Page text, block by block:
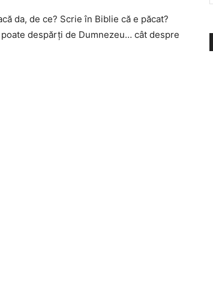
da, de ce? Scrie în Biblie că e păcat?
despărți de Dumnezeu… cât despre